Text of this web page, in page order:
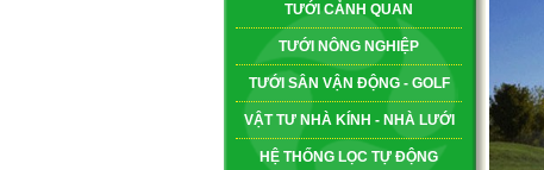
TƯỚI CẢNH QUAN
TƯỚI NÔNG NGHIỆP
TƯỚI SÂN VẬN ĐỘNG - GOLF
VẬT TƯ NHÀ KÍNH - NHÀ LƯỚI
HỆ THỐNG LỌC TỰ ĐỘNG